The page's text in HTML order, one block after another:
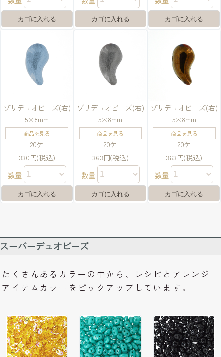
ゾリデュオビーズ(右)
5×8mm
商品を見る
20ケ
330円(税込)
数量
ゾリデュオビーズ(右)
5×8mm
商品を見る
20ケ
363円(税込)
数量
ゾリデュオビーズ(右)
5×8mm
商品を見る
20ケ
363円(税込)
数量
スーパーデュオビーズ
たくさんあるカラーの中から、レシピとアレンジ
アイテムカラーをピックアップしています。